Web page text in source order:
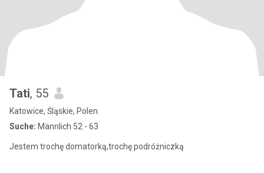
Tati, 55
Katowice, Śląskie, Polen
Suche: Männlich 52 - 63
Jestem trochę domatorką,trochę podróżniczką